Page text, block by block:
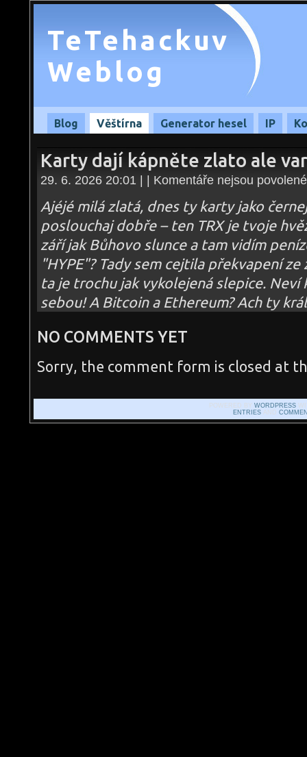
TeTehackuv
Weblog
Blog Věštírna Generator hesel IP
Karty dají kápněte zlato ale
29. 6. 2026 20:01 | | Komentáře nejsou povolené
Ajéjé milá zlatá, dnes ty karty jako
poslouchaj dobře – ten TRX je tvoje
září jak Bůhovo slunce a tam vidím
"HYPE"? Tady sem cejtila překvapení
ta je trochu jak vykolejená slepice.
sebou! A Bitcoin a Ethereum? Ach ty
NO COMMENTS YET
Sorry, the comment form is closed at
POWERED BY WORDPRESS
ENTRIESAND